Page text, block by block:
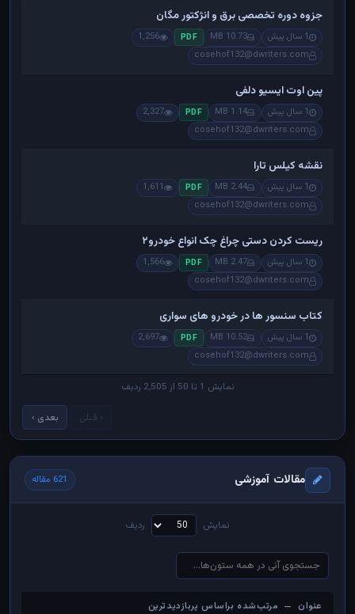
جزوه دوره تخصصی برق و انژکتور مگان
1 سال پیش 10.73 MB
PDF
1,256
cosehof132@dwriters.com
پین اوت ایسیو دلفی
1 سال پیش 1.14 MB
PDF
2,327
cosehof132@dwriters.com
نقشه کیلس تارا
1 سال پیش 2.44 MB
PDF
1,611
cosehof132@dwriters.com
ریست کردن دستی چراغ چک انواع خودرو۲
1 سال پیش 2.47 MB
PDF
1,566
cosehof132@dwriters.com
کتاب سنسور ها در خودرو های سواری
1 سال پیش 10.52 MB
PDF
2,697
cosehof132@dwriters.com
نمایش 1 تا 50 از 2,505 ردیف
‹ قبلی بعدی ›
مقالات آموزشی 621 مقاله
نمایش ردیف
عنوان — مرتب‌شده براساس پربازدیدترین